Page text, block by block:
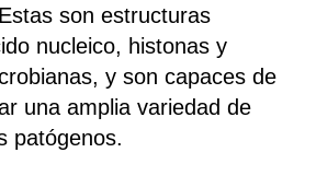
son estructuras
nucleico, histonas y
y son capaces de
una amplia variedad de
patógenos.